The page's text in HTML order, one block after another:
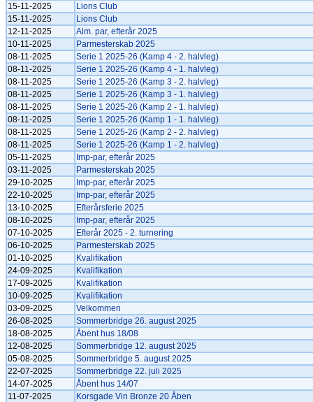
15-11-2025
Lions Club
15-11-2025
Lions Club
12-11-2025
Alm. par, efterår 2025
10-11-2025
Parmesterskab 2025
08-11-2025
Serie 1 2025-26 (Kamp 4 - 2. halvleg)
08-11-2025
Serie 1 2025-26 (Kamp 4 - 1. halvleg)
08-11-2025
Serie 1 2025-26 (Kamp 3 - 2. halvleg)
08-11-2025
Serie 1 2025-26 (Kamp 3 - 1. halvleg)
08-11-2025
Serie 1 2025-26 (Kamp 2 - 1. halvleg)
08-11-2025
Serie 1 2025-26 (Kamp 1 - 1. halvleg)
08-11-2025
Serie 1 2025-26 (Kamp 2 - 2. halvleg)
08-11-2025
Serie 1 2025-26 (Kamp 1 - 2. halvleg)
05-11-2025
Imp-par, efterår 2025
03-11-2025
Parmesterskab 2025
29-10-2025
Imp-par, efterår 2025
22-10-2025
Imp-par, efterår 2025
13-10-2025
Efterårsferie 2025
08-10-2025
Imp-par, efterår 2025
07-10-2025
Efterår 2025 - 2. turnering
06-10-2025
Parmesterskab 2025
01-10-2025
Kvalifikation
24-09-2025
Kvalifikation
17-09-2025
Kvalifikation
10-09-2025
Kvalifikation
03-09-2025
Velkommen
26-08-2025
Sommerbridge 26. august 2025
18-08-2025
Åbent hus 18/08
12-08-2025
Sommerbridge 12. august 2025
05-08-2025
Sommerbridge 5. august 2025
22-07-2025
Sommerbridge 22. juli 2025
14-07-2025
Åbent hus 14/07
11-07-2025
Korsgade Vin Bronze 20 Åben